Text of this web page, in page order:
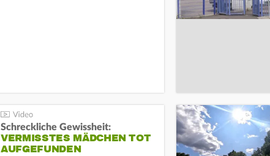
Schreckliche Gewissheit:
VERMISSTES MÄDCHEN TOT
AUFGEFUNDEN